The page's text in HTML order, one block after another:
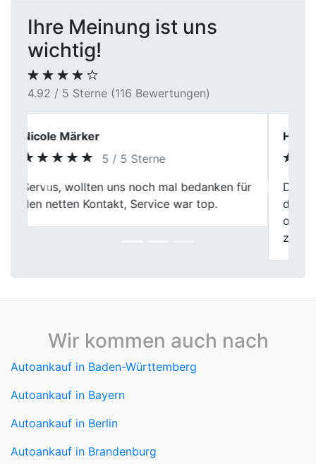
Ihre Meinung ist uns
wichtig!
4.92 / 5 Sterne (116 Bewertungen)
Herr Freitag
5 / 5 Sterne
Daumen hoch! First Car Center hat meinen
defekten Wagen flott abgeholt und
Previous Next
Wir kommen auch nach
Autoankauf in Baden-Württemberg
Autoankauf in Bayern
Autoankauf in Berlin
Autoankauf in Brandenburg